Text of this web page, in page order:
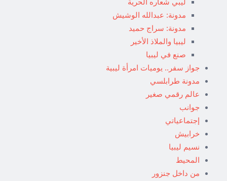
مدونة: عبدالله الوشيش
مدونة: سراج حميد
ليبيا والملاذ الأخير
صنع في ليبيا
جواز سفر.. يوميات امرأة ليبية
مدونة طرابلسي
عالم رقمي صغير
جوانب
إجتماعياتي
خرابيش
نسيم ليبيا
المحيط
من داخل جنزور